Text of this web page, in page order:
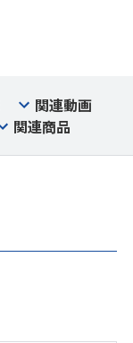
関連動画
関連商品